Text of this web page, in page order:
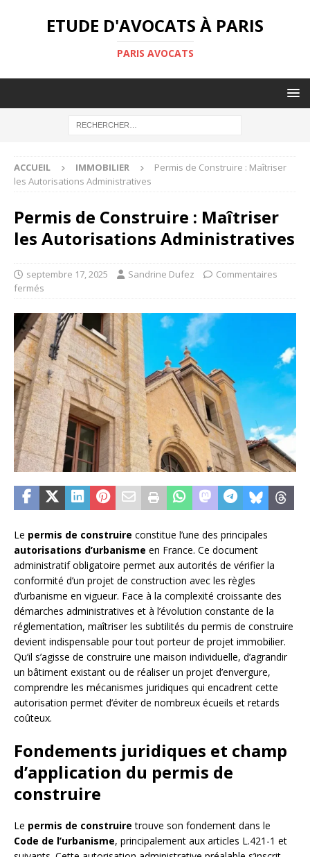
ETUDE D'AVOCATS À PARIS
PARIS AVOCATS
ACCUEIL IMMOBILIER
Permis de Construire : Maîtriser
les Autorisations Administratives
Permis de Construire : Maîtriser
les Autorisations Administratives
septembre 17, 2025 Sandrine Dufez
Commentaires
fermés
Le permis de construire constitue l’une des principales
autorisations d’urbanisme en France. Ce document
administratif obligatoire permet aux autorités de vérifier la
conformité d’un projet de construction avec les règles
d’urbanisme en vigueur. Face à la complexité croissante des
démarches administratives et à l’évolution constante de la
réglementation, maîtriser les subtilités du permis de construire
devient indispensable pour tout porteur de projet immobilier.
Qu’il s’agisse de construire une maison individuelle, d’agrandir
un bâtiment existant ou de réaliser un projet d’envergure,
comprendre les mécanismes juridiques qui encadrent cette
autorisation permet d’éviter de nombreux écueils et retards
coûteux.
Fondements juridiques et champ
d’application du permis de
construire
Le permis de construire trouve son fondement dans le
Code de l’urbanisme, principalement aux articles L.421-1 et